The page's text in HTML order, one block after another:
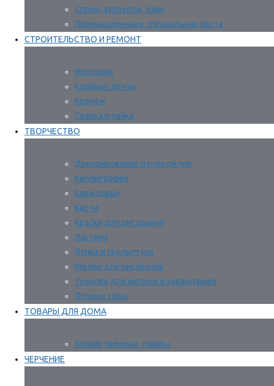
Спреи, аэрозоли, лаки
Промышленная и специальная паста
СТРОИТЕЛЬСТВО И РЕМОНТ
Изоляция
Клейкие ленты
Крепеж
Сварка и пайка
ТВОРЧЕСТВО
Декорирование и рукоделие
Каллиграфия
Карандаши
Кисти
Краски для рисования
Ластики
Лепка и скульптура
Мелки для рисования
Точилки для мелков и карандашей
Фломастеры
ТОВАРЫ ДЛЯ ДОМА
Хозяйственные товары
ЧЕРЧЕНИЕ